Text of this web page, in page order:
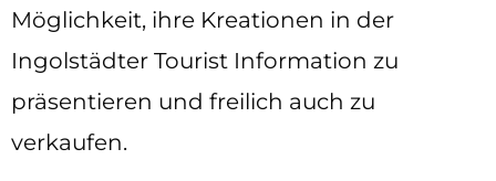
Möglichkeit, ihre Kreationen in der
Ingolstädter Tourist Information zu
präsentieren und freilich auch zu
verkaufen.